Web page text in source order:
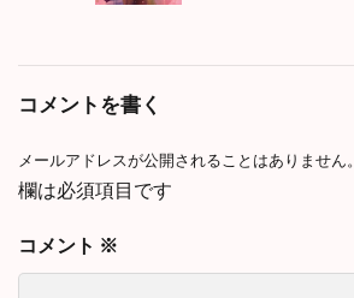
コメントを書く
メールアドレスが公開されることはありません。
欄は必須項目です
コメント ※